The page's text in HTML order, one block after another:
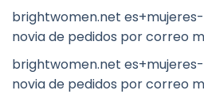
brightwomen.net
novia de pedidos por correo
brightwomen.net
novia de pedidos por correo